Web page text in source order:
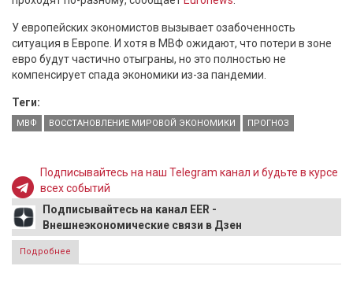
У европейских экономистов вызывает озабоченность
ситуация в Европе. И хотя в МВФ ожидают, что потери в зоне
евро будут частично отыграны, но это полностью не
компенсирует спада экономики из-за пандемии.
Теги:
МВФ ВОССТАНОВЛЕНИЕ МИРОВОЙ ЭКОНОМИКИ ПРОГНОЗ
Подписывайтесь на наш Telegram канал и будьте в курсе
всех событий
Подписывайтесь на канал EER -
Внешнеэкономические связи в Дзен
Подробнее
мировой экономики в 2021 году